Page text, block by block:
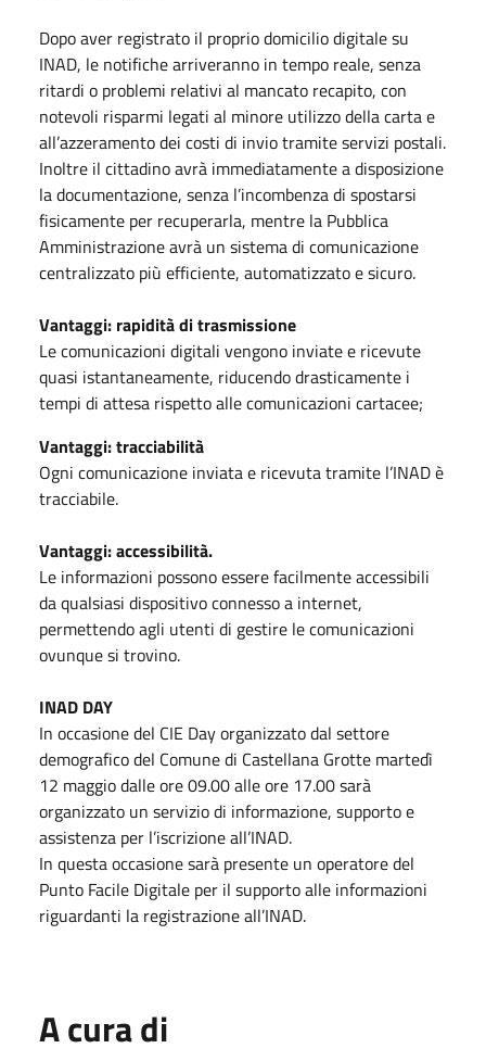
Dopo aver registrato il proprio domicilio digitale su
INAD, le notifiche arriveranno in tempo reale, senza
ritardi o problemi relativi al mancato recapito, con
notevoli risparmi legati al minore utilizzo della carta e
all’azzeramento dei costi di invio tramite servizi postali.
Inoltre il cittadino avrà immediatamente a disposizione
la documentazione, senza l’incombenza di spostarsi
fisicamente per recuperarla, mentre la Pubblica
Amministrazione avrà un sistema di comunicazione
centralizzato più efficiente, automatizzato e sicuro.
Vantaggi: rapidità di trasmissione
Le comunicazioni digitali vengono inviate e ricevute
quasi istantaneamente, riducendo drasticamente i
tempi di attesa rispetto alle comunicazioni cartacee;
Vantaggi: tracciabilità
Ogni comunicazione inviata e ricevuta tramite l’INAD è
tracciabile.
Vantaggi: accessibilità.
Le informazioni possono essere facilmente accessibili
da qualsiasi dispositivo connesso a internet,
permettendo agli utenti di gestire le comunicazioni
ovunque si trovino.
INAD DAY
In occasione del CIE Day organizzato dal settore
demografico del Comune di Castellana Grotte martedì
12 maggio dalle ore 09.00 alle ore 17.00 sarà
organizzato un servizio di informazione, supporto e
assistenza per l’iscrizione all’INAD.
In questa occasione sarà presente un operatore del
Punto Facile Digitale per il supporto alle informazioni
riguardanti la registrazione all’INAD.
A cura di